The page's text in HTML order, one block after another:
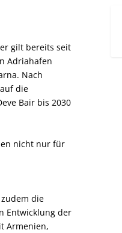
gilt bereits seit
Adriahafen
Nach
die
Bair bis 2030
nicht nur für
die
Entwicklung der
Armenien,